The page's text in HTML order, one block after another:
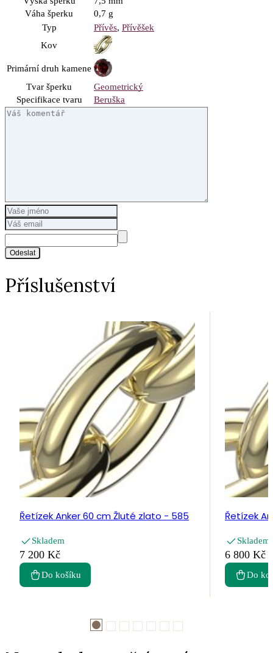
Váha šperku
0,7 g
Typ
Přívěs, Přívěšek
Kov
Primární druh kamene
Tvar šperku
Geometrický
Specifikace tvaru
Beruška
Odeslat
Příslušenství
Řetízek Anker 60 cm Žluté zlato - 585
Skladem
7 200 Kč
Do košíku
Řetízek
Skladem
6 800 Kč
Do